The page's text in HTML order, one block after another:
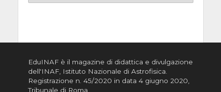
EduINAF è il magazine di didattica e divulgazione
dell'INAF, Istituto Nazionale di Astrofisica
Registrazione n. 45/2020 in data 4 giugno 2020,
Tribunale di Roma